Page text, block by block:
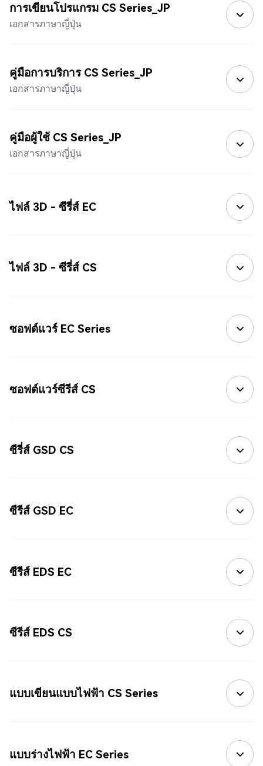
การเขียนโปรแกรม CS Series_JP
เอกสารภาษาญี่ปุ่น
คู่มือการบริการ CS Series_JP
เอกสารภาษาญี่ปุ่น
คู่มือผู้ใช้ CS Series_JP
เอกสารภาษาญี่ปุ่น
ไฟล์ 3D - ซีรี่ส์ EC
ไฟล์ 3D - ซีรี่ส์ CS
ซอฟต์แวร์ EC Series
ซอฟต์แวร์ซีรีส์ CS
ซีรี่ส์ GSD CS
ซีรีส์ GSD EC
ซีรีส์ EDS EC
ซีรีส์ EDS CS
แบบเขียนแบบไฟฟ้า CS Series
แบบร่างไฟฟ้า EC Series